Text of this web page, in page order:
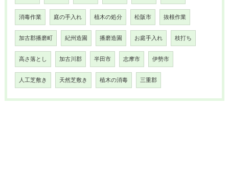
消毒作業 庭の手入れ 植木の処分 松阪市 抜根作業
加古郡播磨町 紀州造園 播磨造園 お庭手入れ 枝打ち
高さ落とし 加古川郡 半田市 志摩市 伊勢市
人工芝敷き 天然芝敷き 植木の消毒 三重郡